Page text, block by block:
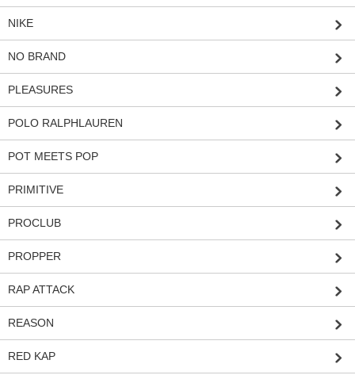
NIKE
NO BRAND
PLEASURES
POLO RALPHLAUREN
POT MEETS POP
PRIMITIVE
PROCLUB
PROPPER
RAP ATTACK
REASON
RED KAP